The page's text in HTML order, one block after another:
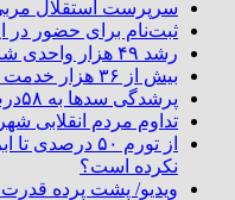
سرپرست استقلال
ثبت‌نام برای حضور در اینوتکس
رشد ۴۹ هزار واحدی شاخص بورس
بیش از ۳۶ هزار خدمت امدادی به زائران اربعین ارائه شد
پرشدگی سدها به ۵۸درصد رسید
تداوم مردم انقلابی
از تورم ۵۰
نکرده است؟
ویدیو/ پشت پرده